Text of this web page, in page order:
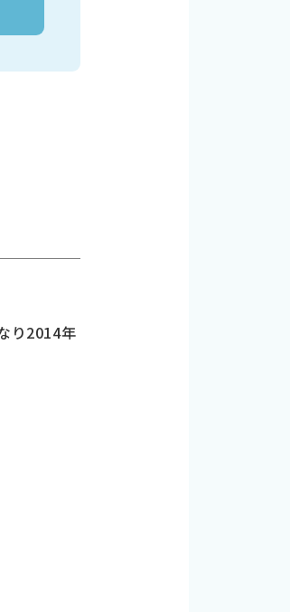
り2014年